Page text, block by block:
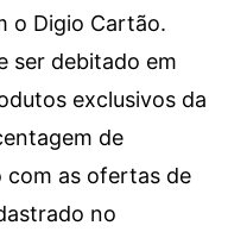
o Digio Cartão.
ser debitado em
exclusivos da
de
com as ofertas de
no